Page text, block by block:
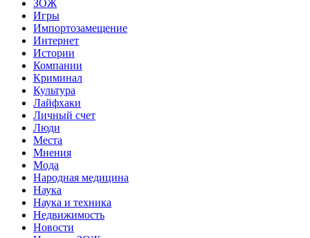
ЗОЖ
Игры
Импортозамещение
Интернет
Истории
Компании
Криминал
Культура
Лайфхаки
Личный счет
Люди
Места
Мнения
Мода
Народная медицина
Наука
Наука и техника
Недвижимость
Новости